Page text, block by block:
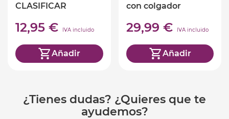
CLASIFICAR
12,95 € IVA incluido
Añadir
con colgador
29,99 € IVA incluido
Añadir
¿Tienes dudas? ¿Quieres que te
ayudemos?